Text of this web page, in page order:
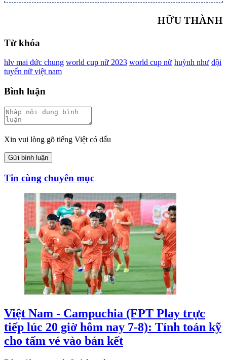
HỮU THÀNH
Từ khóa
hlv mai đức chung world cup nữ 2023 world cup nữ huỳnh như đội
tuyển nữ việt nam
Bình luận
Xin vui lòng gõ tiếng Việt có dấu
Gửi bình luận
Tin cùng chuyên mục
Việt Nam - Campuchia (FPT Play trực
tiếp lúc 20 giờ hôm nay 7-8): Tính toán kỹ
cho tấm vé vào bán kết